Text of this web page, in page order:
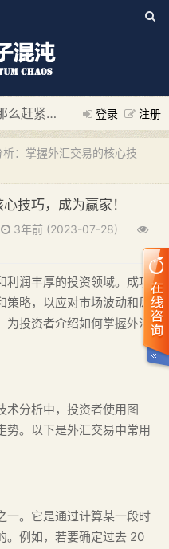
登录 注册
如果您觉得本站非常有看点，那么赶紧使用Ctrl+D 收藏我们吧
新添加量子混沌系统板块，欢迎大家访问！
---“量子混沌系
析：掌握外汇交易的核心技
技巧，成为赢家！
3年前 (2023-07-28)
利润丰厚的投资领域。成功
略，以应对市场波动和风
投资者介绍如何掌握外汇
术分析中，投资者使用图
势。以下是外汇交易中常用
一。它是通过计算某一段时
。例如，若要确定过去 20